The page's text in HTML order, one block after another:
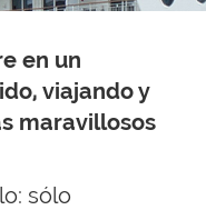
en un
viajando y
maravillosos
sólo